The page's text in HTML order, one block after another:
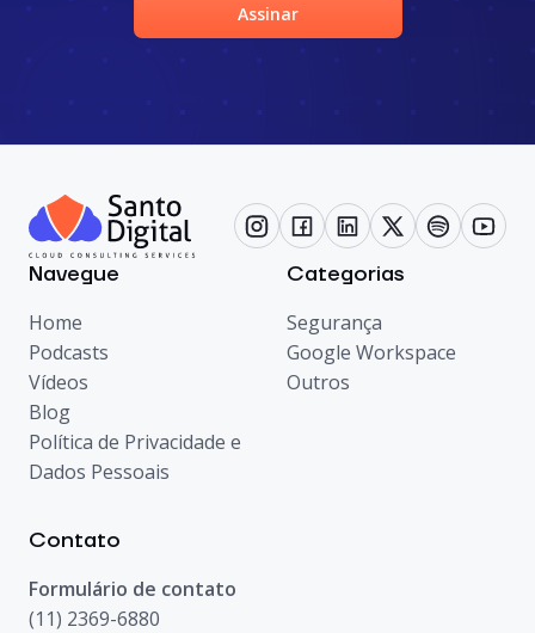
Assinar
Navegue
Home
Podcasts
Vídeos
Blog
Política de Privacidade e
Dados Pessoais
Categorias
Segurança
Google Workspace
Outros
Contato
Formulário de contato
(11) 2369-6880